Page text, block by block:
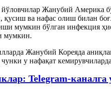
Жанубий Америка
қусиш ва нафас олиш билан
мумкин бўлган инфекция
мумкин.
Жанубий Кореяда
у нафақат
Telegram-каналга